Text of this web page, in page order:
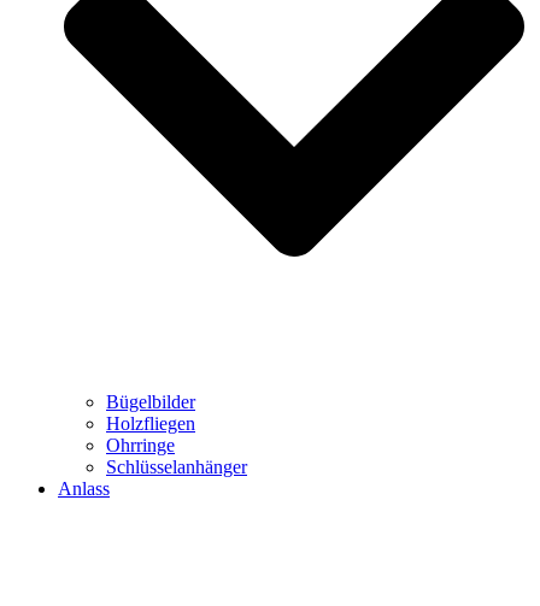
Bügelbilder
Holzfliegen
Ohrringe
Schlüsselanhänger
Anlass